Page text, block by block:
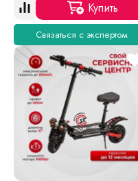
Купить
Связаться с экспертом